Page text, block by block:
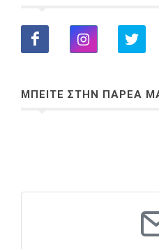
ΜΠΕΙΤΕ ΣΤΗΝ ΠΑΡΕΑ